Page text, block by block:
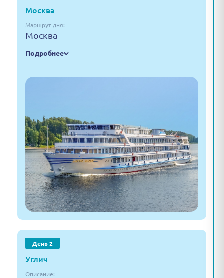
Москва
Маршрут дня:
Москва
Подробнее
День 2
Углич
Описание: